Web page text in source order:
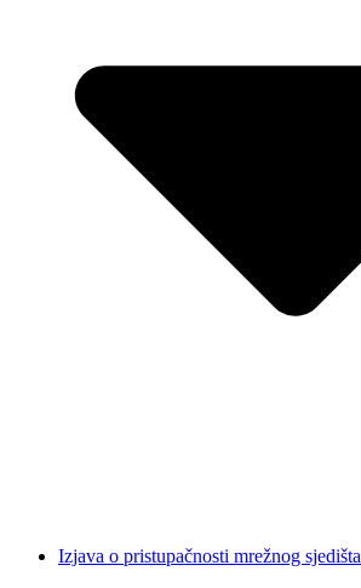
Izjava o pristupačnosti mrežnog sjedišta